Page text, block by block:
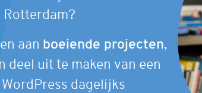
Rotterdam?
aan boeiende projecten,
deel uit te maken van een
dagelijks